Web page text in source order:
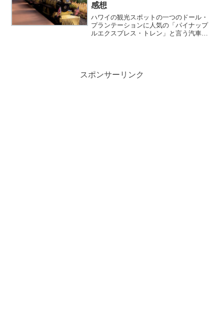
感想
ハワイの観光スポットの一つのドール・
プランテーションに人気の「パイナップ
ルエクスプレス・トレン」と言う汽車が
スポンサーリンク